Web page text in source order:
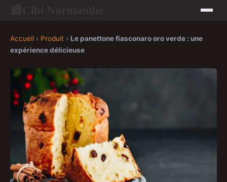
Accueil › Produit › Le panettone fiasconaro oro verde : une
expérience délicieuse